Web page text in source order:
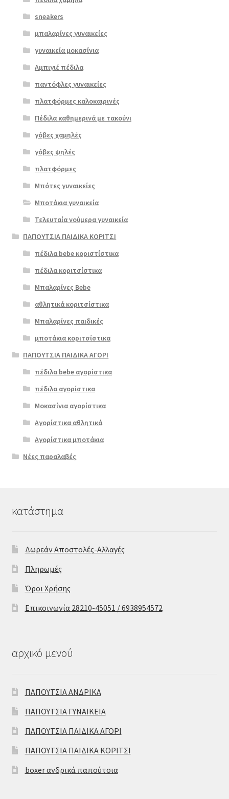
Επιλο
sneakers
μπαλαρίνες γυναικείες
γυναικεία μοκασίνια
Αμπιγιέ πέδιλα
παντόφλες γυναικείες
πλατφόρμες καλοκαιρινές
Πέδιλα καθημερινά με τακούνι
γόβες χαμηλές
γόβες ψηλές
πλατφόρμες
Μπότες γυναικείες
Μποτάκια γυναικεία
Τελευταία νούμερα γυναικεία
ΠΑΠΟΥΤΣΙΑ ΠΑΙΔΙΚΑ ΚΟΡΙΤΣΙ
πέδιλα bebe κοριστίστικα
πέδιλα κοριτσίστικα
Μπαλαρίνες Bebe
αθλητικά κοριτσίστικα
Μπαλαρίνες παιδικές
μποτάκια κοριτσίστικα
ΠΑΠΟΥΤΣΙΑ ΠΑΙΔΙΚΑ ΑΓΟΡΙ
πέδιλα bebe αγορίστικα
πέδιλα αγορίστικα
Μοκασίνια αγορίστικα
Αγορίστικα αθλητικά
Αγορίστικα μποτάκια
Νέες παραλαβές
κατάστημα
Δωρεάν Αποστολές-Αλλαγές
Πληρωμές
Όροι Χρήσης
Επικοινωνία 28210-45051 / 6938954572
αρχικό μενού
ΠΑΠΟΥΤΣΙΑ ΑΝΔΡΙΚΑ
ΠΑΠΟΥΤΣΙΑ ΓΥΝΑΙΚΕΙΑ
ΠΑΠΟΥΤΣΙΑ ΠΑΙΔΙΚΑ ΑΓΟΡΙ
ΠΑΠΟΥΤΣΙΑ ΠΑΙΔΙΚΑ ΚΟΡΙΤΣΙ
boxer ανδρικά παπούτσια